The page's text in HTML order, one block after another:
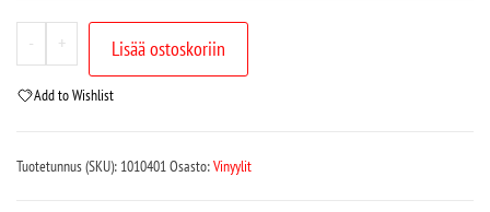
- + Lisää ostoskoriin
Add to Wishlist
Tuotetunnus (SKU): 1010401Osasto:Vinyylit